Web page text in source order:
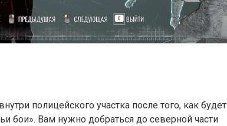
полицейского участка после того, как будет
бои». Вам нужно добраться до северной части